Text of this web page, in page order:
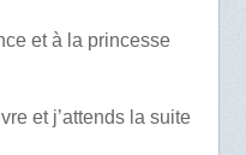
et à la princesse
et j’attends la suite